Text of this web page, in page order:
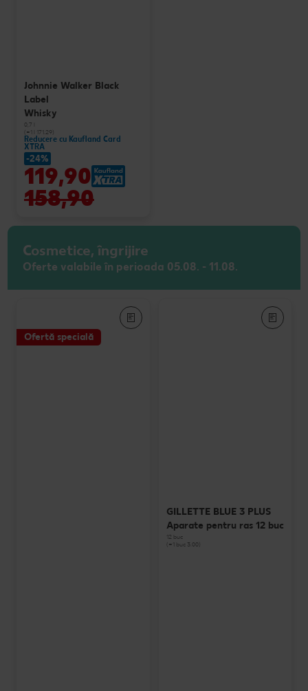
Johnnie Walker Black
Label
Whisky
0,7 l
(=1 l 171.29)
Reducere cu Kaufland Card
XTRA
-24%
119,90
158,90
Cosmetice, îngrijire
Oferte valabile în perioada 05.08. - 11.08.
Ofertă specială
GILLETTE BLUE 3 PLUS
Aparate pentru ras 12 buc
12 buc
(=1 buc 3.00)